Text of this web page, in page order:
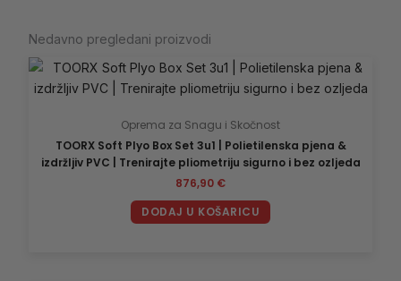
Nedavno pregledani proizvodi
Oprema za Snagu i Skočnost
TOORX Soft Plyo Box Set 3u1 | Polietilenska pjena &
izdržljiv PVC | Trenirajte pliometriju sigurno i bez ozljeda
876,90 €
DODAJ U KOŠARICU